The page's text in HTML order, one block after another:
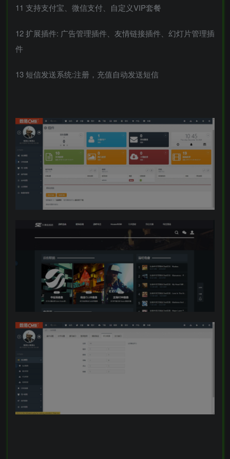
11 支持支付宝、微信支付、自定义VIP套餐
12 扩展插件: 广告管理插件、友情链接插件、幻灯片管理插
件
13 短信发送系统:注册，充值自动发送短信